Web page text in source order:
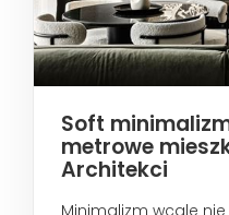
Soft
metrowe
Architekci